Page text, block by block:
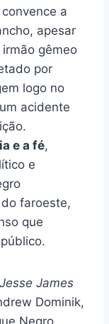
a
apesar
gêmeo
por
logo no
acidente
e a fé,
e
faroeste,
que
James
Dominik,
Negro